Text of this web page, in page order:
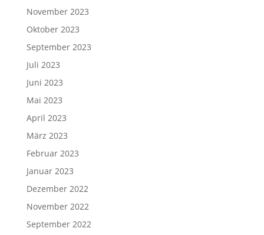
November 2023
Oktober 2023
September 2023
Juli 2023
Juni 2023
Mai 2023
April 2023
März 2023
Februar 2023
Januar 2023
Dezember 2022
November 2022
September 2022